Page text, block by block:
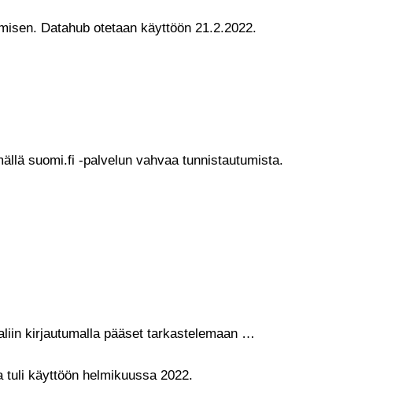
Datahub otetaan käyttöön 21.2.2022.
suomi.fi -palvelun vahvaa tunnistautumista.
kirjautumalla pääset tarkastelemaan …
tuli käyttöön helmikuussa 2022.